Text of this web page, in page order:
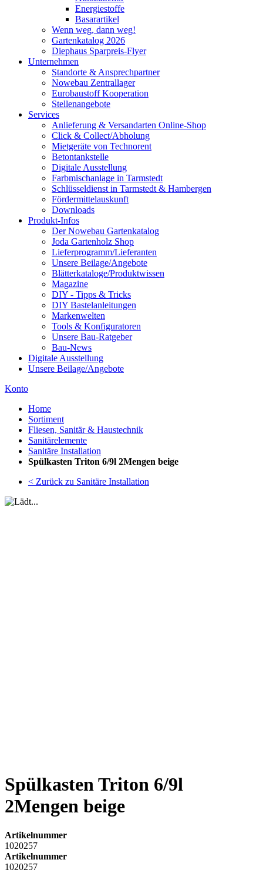
Energiestoffe
Basarartikel
Wenn weg, dann weg!
Gartenkatalog 2026
Diephaus Sparpreis-Flyer
Unternehmen
Standorte & Ansprechpartner
Nowebau Zentrallager
Eurobaustoff Kooperation
Stellenangebote
Services
Anlieferung & Versandarten Online-Shop
Click & Collect/Abholung
Mietgeräte von Technorent
Betontankstelle
Digitale Ausstellung
Farbmischanlage in Tarmstedt
Schlüsseldienst in Tarmstedt & Hambergen
Fördermittelauskunft
Downloads
Produkt-Infos
Der Nowebau Gartenkatalog
Joda Gartenholz Shop
Lieferprogramm/Lieferanten
Unsere Beilage/Angebote
Blätterkataloge/Produktwissen
Magazine
DIY - Tipps & Tricks
DIY Bastelanleitungen
Markenwelten
Tools & Konfiguratoren
Unsere Bau-Ratgeber
Bau-News
Digitale Ausstellung
Unsere Beilage/Angebote
Konto
Home
Sortiment
Fliesen, Sanitär & Haustechnik
Sanitärelemente
Sanitäre Installation
Spülkasten Triton 6/9l 2Mengen beige
< Zurück zu Sanitäre Installation
Spülkasten Triton 6/9l
2Mengen beige
Artikelnummer
1020257
Artikelnummer
1020257